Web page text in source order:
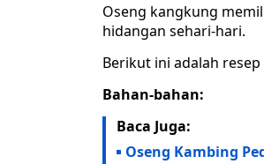
Oseng kangkung
hidangan sehari-hari.
Berikut ini adalah
Bahan-bahan:
Baca Juga:
Oseng Kambing